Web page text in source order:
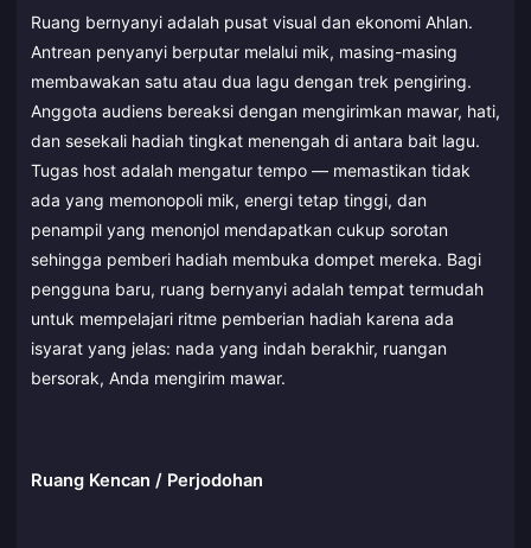
Ruang bernyanyi adalah pusat visual dan ekonomi Ahlan.
Antrean penyanyi berputar melalui mik, masing-masing
membawakan satu atau dua lagu dengan trek pengiring.
Anggota audiens bereaksi dengan mengirimkan mawar, hati,
dan sesekali hadiah tingkat menengah di antara bait lagu.
Tugas host adalah mengatur tempo — memastikan tidak
ada yang memonopoli mik, energi tetap tinggi, dan
penampil yang menonjol mendapatkan cukup sorotan
sehingga pemberi hadiah membuka dompet mereka. Bagi
pengguna baru, ruang bernyanyi adalah tempat termudah
untuk mempelajari ritme pemberian hadiah karena ada
isyarat yang jelas: nada yang indah berakhir, ruangan
bersorak, Anda mengirim mawar.
Ruang Kencan / Perjodohan